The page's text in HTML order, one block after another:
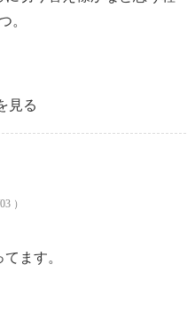
。
見る
）
ます。